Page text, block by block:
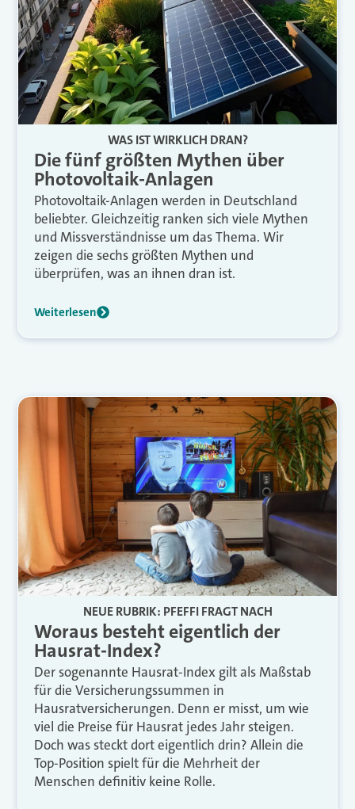
WAS IST WIRKLICH DRAN?
Die fünf größten Mythen über
Photovoltaik-Anlagen
Photovoltaik-Anlagen werden in Deutschland
beliebter. Gleichzeitig ranken sich viele Mythen
und Missverständnisse um das Thema. Wir
zeigen die sechs größten Mythen und
überprüfen, was an ihnen dran ist.
Weiterlesen
NEUE RUBRIK: PFEFFI FRAGT NACH
Woraus besteht eigentlich der
Hausrat-Index?
Der sogenannte Hausrat-Index gilt als Maßstab
für die Versicherungssummen in
Hausratversicherungen. Denn er misst, um wie
viel die Preise für Hausrat jedes Jahr steigen.
Doch was steckt dort eigentlich drin? Allein die
Top-Position spielt für die Mehrheit der
Menschen definitiv keine Rolle.